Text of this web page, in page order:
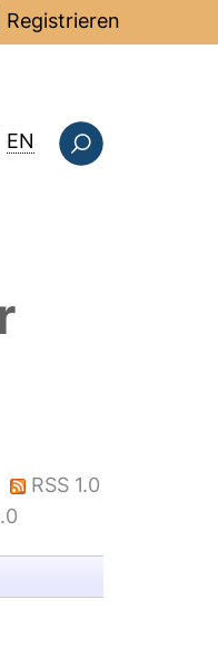
Registrieren
EN : this page in
RSS 1.0